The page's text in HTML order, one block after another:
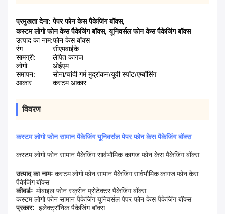
प्रमुखता देना:पेपर फोन केस पैकेजिंग बॉक्स,
कस्टम लोगो फोन केस पैकेजिंग बॉक्स,यूनिवर्सल फोन केस पैकेजिंग बॉक्स
उत्पाद का नाम:फोन केस बॉक्स
रंग:
सीएमवाईके
सामग्री:
लेपित कागज
लोगो:
ओईएम
समापन:
सोना/चांदी गर्म मुद्रांकन/यूवी स्पॉट/एम्बॉसिंग
आकार:
कस्टम आकार
विवरण
कस्टम लोगो फोन सामान पैकेजिंग यूनिवर्सल पेपर फोन केस पैकेजिंग बॉक्स
कस्टम लोगो फोन सामान पैकेजिंग सार्वभौमिक कागज फोन केस पैकेजिंग बॉक्स
उत्पाद का नामः कस्टम लोगो फोन सामान पैकेजिंग सार्वभौमिक कागज फोन केस
पैकेजिंग बॉक्स
कीवर्डः मोबाइल फोन स्क्रीन प्रोटेक्टर पैकेजिंग बॉक्स
कस्टम लोगो फोन सामान पैकेजिंग यूनिवर्सल पेपर फोन केस पैकेजिंग बॉक्स
प्रकार: इलेक्ट्रॉनिक पैकेजिंग बॉक्स